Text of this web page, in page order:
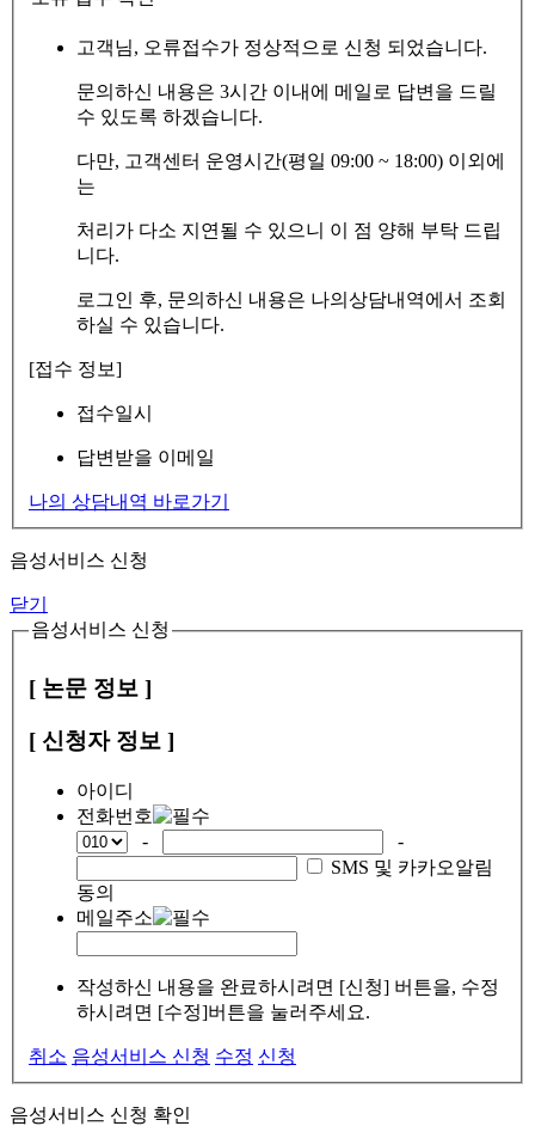
고객님, 오류접수가 정상적으로 신청 되었습니다.
문의하신 내용은 3시간 이내에 메일로 답변을 드릴
수 있도록 하겠습니다.
다만, 고객센터 운영시간(평일 09:00 ~ 18:00) 이외에
는
처리가 다소 지연될 수 있으니 이 점 양해 부탁 드립
니다.
로그인 후, 문의하신 내용은 나의상담내역에서 조회
하실 수 있습니다.
[접수 정보]
접수일시
답변받을 이메일
나의 상담내역 바로가기
음성서비스 신청
닫기
음성서비스 신청
[ 논문 정보 ]
[ 신청자 정보 ]
아이디
전화번호
-
-
SMS 및 카카오알림
동의
메일주소
작성하신 내용을 완료하시려면 [신청] 버튼을, 수정
하시려면 [수정]버튼을 눌러주세요.
취소 음성서비스 신청 수정 신청
음성서비스 신청 확인